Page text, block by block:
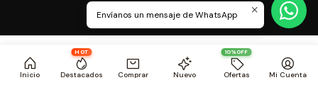
Inicio
HOT
Destacados Comprar Nuevo
10%OFF
Ofertas Mi Cuenta
Envíanos un mensaje de WhatsApp